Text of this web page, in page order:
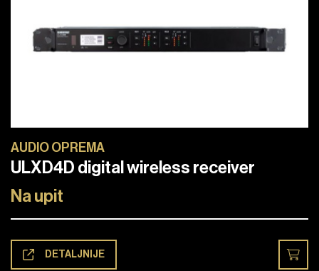
AUDIO OPREMA
ULXD4D digital wireless receiver
Na upit
DETALJNIJE